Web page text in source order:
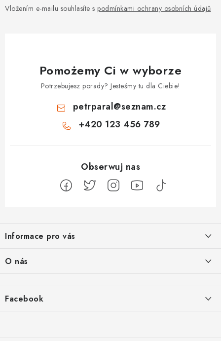
Vložením e-mailu souhlasíte s podmínkami ochrany osobních údajů
Pomożemy Ci w wyborze
Potrzebujesz porady? Jesteśmy tu dla Ciebie!
petrparal@seznam.cz
+420 123 456 789
o
p
k
Informace pro vás
O nás
Jsme boží
Facebook